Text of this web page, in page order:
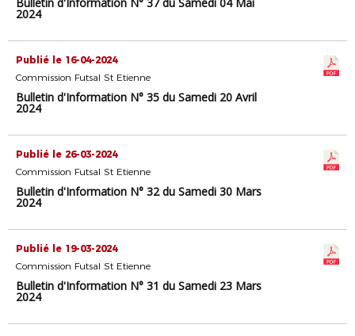
2024
Publié le 16-04-2024
Commission Futsal St Etienne
Bulletin d'Information N° 35 du Samedi 20 Avril
2024
Publié le 26-03-2024
Commission Futsal St Etienne
Bulletin d'Information N° 32 du Samedi 30 Mars
2024
Publié le 19-03-2024
Commission Futsal St Etienne
Bulletin d'Information N° 31 du Samedi 23 Mars
2024